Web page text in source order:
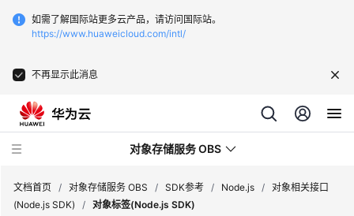
如需了解国际站更多云产品，请访问国际站。
https://www.huaweicloud.com/intl/
不再显示此消息
对象存储服务 OBS
文档首页 / 对象存储服务 OBS / SDK参考 / Node.js / 对象相关接口
(Node.js SDK)
/ 对象标签(Node.js SDK)